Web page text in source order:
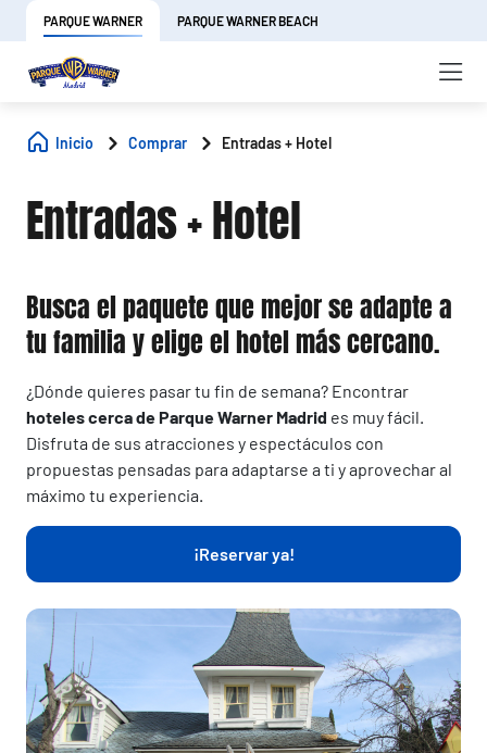
PARQUE WARNER PARQUE WARNER BEACH
Inicio Comprar Entradas + Hotel
Entradas + Hotel
Busca el paquete que mejor se adapte a
tu familia y elige el hotel más cercano.
¿Dónde quieres pasar tu fin de semana? Encontrar
hoteles cerca de Parque Warner Madrid es muy fácil.
Disfruta de sus atracciones y espectáculos con
propuestas pensadas para adaptarse a ti y aprovechar al
máximo tu experiencia.
¡Reservar ya!